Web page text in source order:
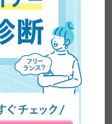
サラしてWEBデザ